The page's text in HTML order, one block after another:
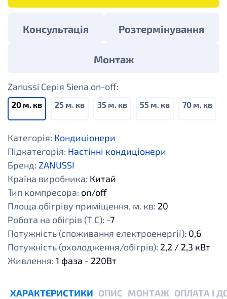
Консультація Розтермінування
Монтаж
Zanussi Cерія Siena on-off:
20 м. кв 25 м. кв 35 м. кв 55 м. кв 70 м. кв
Категорія: Кондиціонери
Підкатегорія: Настінні кондиціонери
Бренд: ZANUSSI
Країна виробника: Китай
Тип компресора: on/off
Площа обігріву приміщення, м. кв: 20
Робота на обігрів (Т С): -7
Потужність (споживання електроенергії): 0,6
Потужність (охолодження/обігрів): 2,2 / 2,3 кВт
Живлення: 1 фаза - 220Вт
ХАРАКТЕРИСТИКИ ОПИС МОНТАЖ ОПЛАТА І